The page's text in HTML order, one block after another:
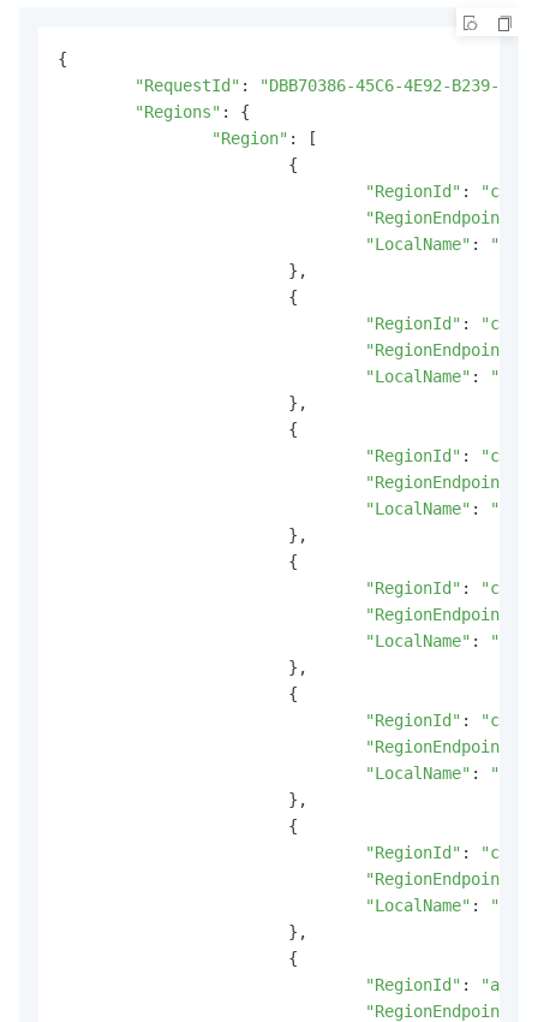
{
"RequestId" :
"DBB70386-45C6-4E92-B239-
"Regions" : {
"Region" : [
"RegionId" :
"cn-
"RegionEndpoint"
"LocalName" :
"华东
"RegionId" :
"cn-
"RegionEndpoint"
"LocalName" :
"华东
"RegionId" :
"cn-
"RegionEndpoint"
"LocalName" :
"华北
"RegionId" :
"cn-
"RegionEndpoint"
"LocalName" :
"华北
"RegionId" :
"cn-
"RegionEndpoint"
"LocalName" :
"华北
"RegionId" :
"cn-
"RegionEndpoint"
"LocalName" :
"华南
"RegionId" :
"ap-
"RegionEndpoint"